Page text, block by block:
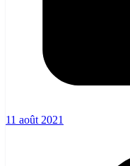
11 août 2021